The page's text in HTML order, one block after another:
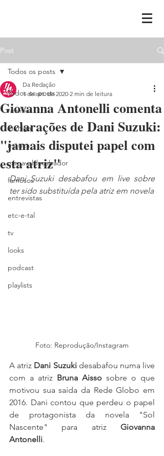
Post
Todos os posts
realities
ih,miga
música
carnavaldesalvador
famosos
entrevistas
etc-e-tal
tv
looks
podcast
playlists
Todos os posts
Giovanna Antonelli comenta
declarações de Dani Suzuki:
"jamais disputei papel com
esta atriz"
Da Redação
1 de set. de 2020 2 min de leitura
Dani Suzuki desabafou em live sobre
ter sido substituída pela atriz em novela
Foto: Reprodução/Instagram
A atriz Dani Suzuki desabafou numa live
com a atriz Bruna Aisso sobre o que
motivou sua saída da Rede Globo em
2016. Dani contou que perdeu o papel
de protagonista da novela "Sol
Nascente" para atriz Giovanna
Antonelli.